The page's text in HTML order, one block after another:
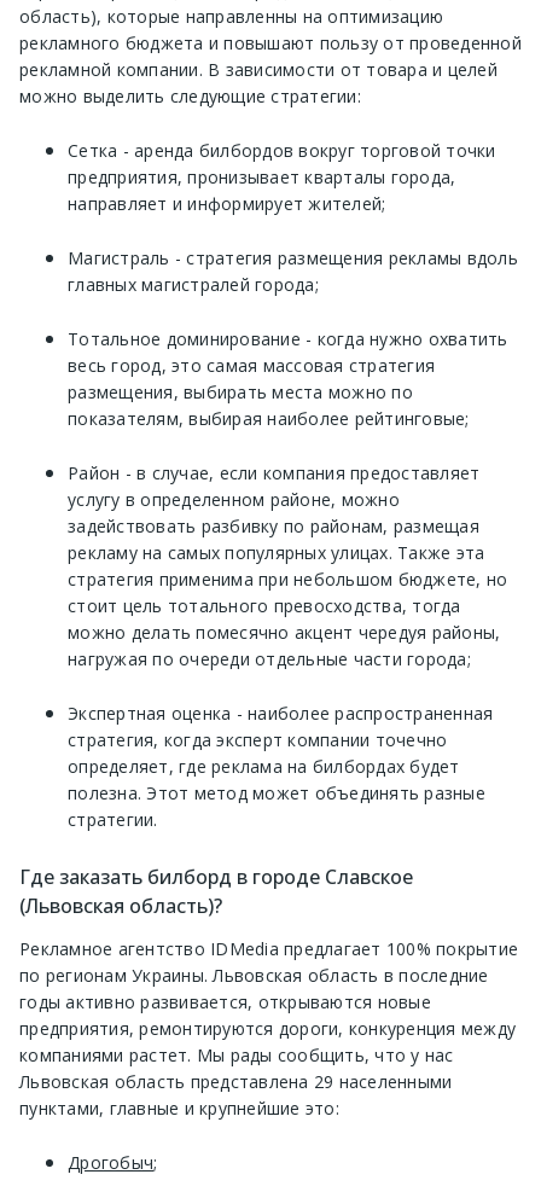
область), которые направленны на оптимизацию
рекламного бюджета и повышают пользу от проведенной
рекламной компании. В зависимости от товара и целей
можно выделить следующие стратегии:
Сетка - аренда билбордов вокруг торговой точки
предприятия, пронизывает кварталы города,
направляет и информирует жителей;
Магистраль - стратегия размещения рекламы вдоль
главных магистралей города;
Тотальное доминирование - когда нужно охватить
весь город, это самая массовая стратегия
размещения, выбирать места можно по
показателям, выбирая наиболее рейтинговые;
Район - в случае, если компания предоставляет
услугу в определенном районе, можно
задействовать разбивку по районам, размещая
рекламу на самых популярных улицах. Также эта
стратегия применима при небольшом бюджете, но
стоит цель тотального превосходства, тогда
можно делать помесячно акцент чередуя районы,
нагружая по очереди отдельные части города;
Экспертная оценка - наиболее распространенная
стратегия, когда эксперт компании точечно
определяет, где реклама на билбордах будет
полезна. Этот метод может объединять разные
стратегии.
Где заказать билборд в городе Славское
(Львовская область)?
Рекламное агентство IDMedia предлагает 100% покрытие
по регионам Украины. Львовская область в последние
годы активно развивается, открываются новые
предприятия, ремонтируются дороги, конкуренция между
компаниями растет. Мы рады сообщить, что у нас
Львовская область представлена 29 населенными
пунктами, главные и крупнейшие это:
Дрогобыч;